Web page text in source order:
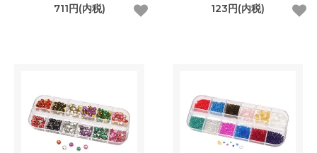
711円(内税) 123円(内税)